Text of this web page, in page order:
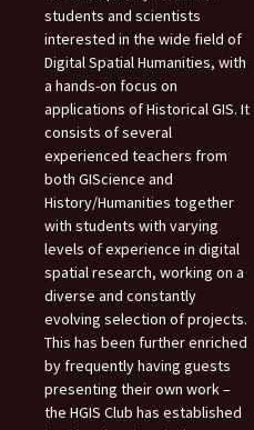
students and scientists
interested in the wide field of
Digital Spatial Humanities, with
a hands-on focus on
applications of Historical GIS. It
consists of several
experienced teachers from
both GIScience and
History/Humanities together
with students with varying
levels of experience in digital
spatial research, working on a
diverse and constantly
evolving selection of projects.
This has been further enriched
by frequently having guests
presenting their own work –
the HGIS Club has established